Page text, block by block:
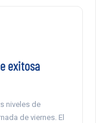
exitosa
niveles de
de viernes. El